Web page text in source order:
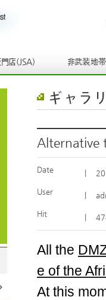
店(JSA) 非武装地帯
ギャラ
Alternative
Date
User
Hit
All the
e of the
At this